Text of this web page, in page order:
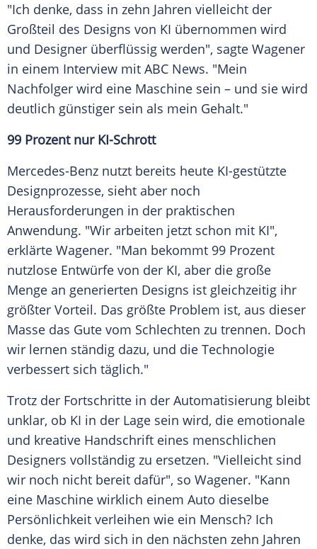
"Ich denke, dass in zehn Jahren vielleicht der
Großteil des Designs von KI übernommen wird
und Designer überflüssig werden", sagte Wagener
in einem Interview mit ABC News. "Mein
Nachfolger wird eine Maschine sein – und sie wird
deutlich günstiger sein als mein Gehalt."
99 Prozent nur KI-Schrott
Mercedes-Benz nutzt bereits heute KI-gestützte
Designprozesse, sieht aber noch
Herausforderungen in der praktischen
Anwendung. "Wir arbeiten jetzt schon mit KI",
erklärte Wagener. "Man bekommt 99 Prozent
nutzlose Entwürfe von der KI, aber die große
Menge an generierten Designs ist gleichzeitig ihr
größter Vorteil. Das größte Problem ist, aus dieser
Masse das Gute vom Schlechten zu trennen. Doch
wir lernen ständig dazu, und die Technologie
verbessert sich täglich."
Trotz der Fortschritte in der Automatisierung bleibt
unklar, ob KI in der Lage sein wird, die emotionale
und kreative Handschrift eines menschlichen
Designers vollständig zu ersetzen. "Vielleicht sind
wir noch nicht bereit dafür", so Wagener. "Kann
eine Maschine wirklich einem Auto dieselbe
Persönlichkeit verleihen wie ein Mensch? Ich
denke, das wird sich in den nächsten zehn Jahren